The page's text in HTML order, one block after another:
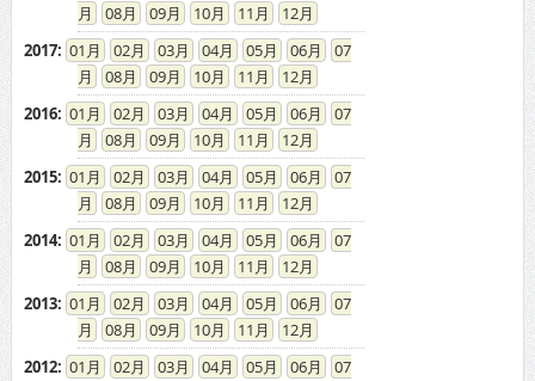
08
09 10 11
12
2017: 01 02 03 04 05 06
07
08
09 10 11
12
2016: 01 02 03 04 05 06
07
08
09 10 11
12
2015: 01 02 03 04 05 06
07
08
09 10 11
12
2014: 01 02 03 04 05 06
07
08
09 10 11
12
2013: 01 02 03 04 05 06
07
08
09 10 11
12
2012: 01 02 03 04 05 06
07